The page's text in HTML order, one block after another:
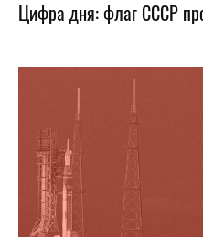
Цифра дня: флаг СССР